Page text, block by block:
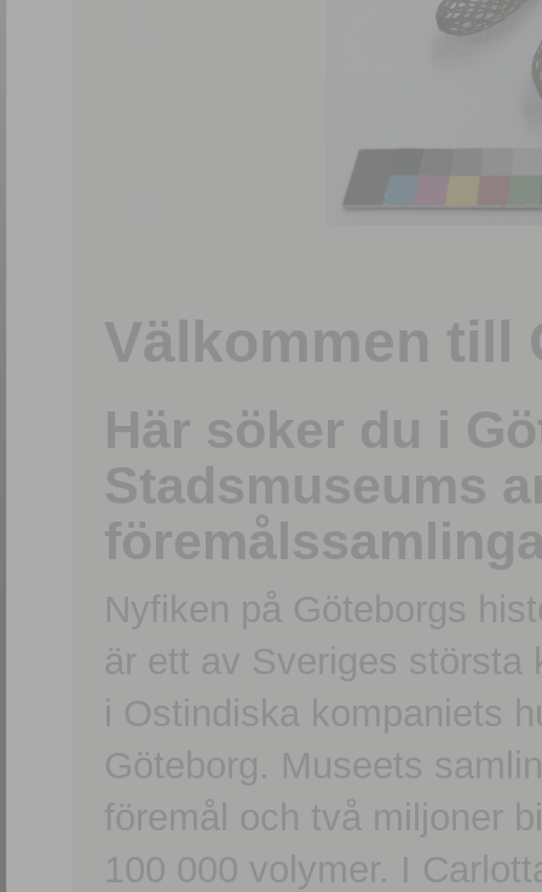
Välkommen till
Här söker du i
Stadsmuseums
Nyfiken på Göteborgs
är ett av Sveriges största
i Ostindiska kompaniets
Göteborg. Museets
föremål och två miljoner
100 000 volymer. I